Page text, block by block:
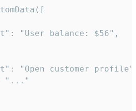
"User balance: $56",
"Open customer
"..."